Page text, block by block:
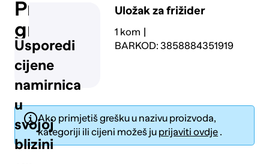
Usporedi
cijene
namirnica
u
svojoj
blizini
Prijavi
grešku
Uložak za frižider
1 kom
BARKOD: 3858884351919
Ako primjetiš grešku u nazivu proizvoda,
kategoriji ili cijeni možeš ju prijaviti ovdje .